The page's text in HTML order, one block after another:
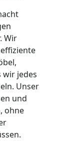
Wir
wir jedes
Unser
und
ohne